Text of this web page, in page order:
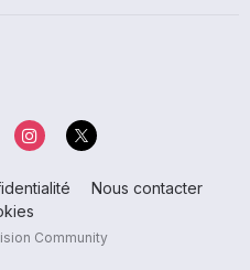
Nous contacter
Community